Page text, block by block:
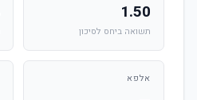
1.50
תשואה ביחס לסיכון
אלפא